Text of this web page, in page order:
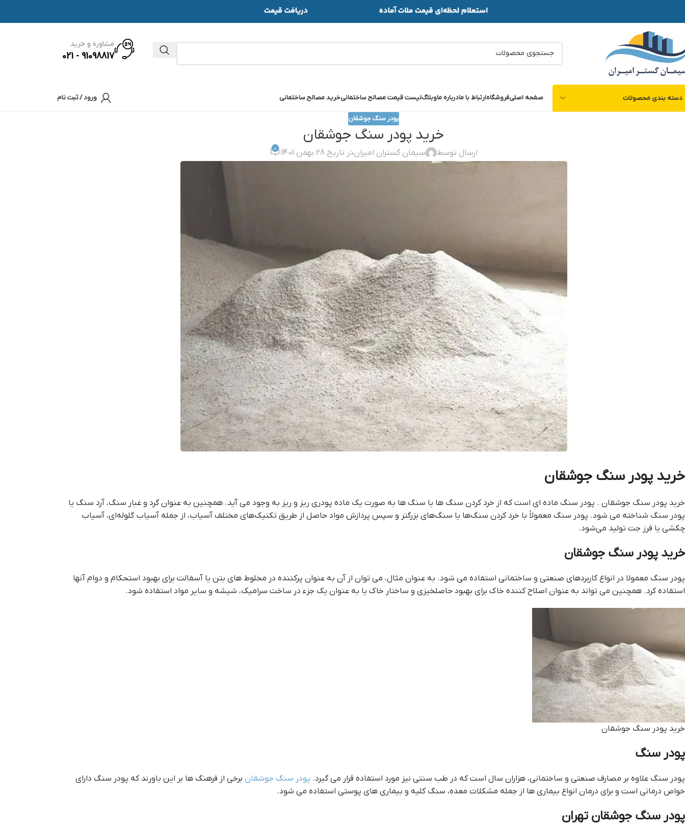
مشاوره و خرید
91098817 - 021
دسته بندی محصولات صفحه اصلیفروشگاهارتباط با مادرباره ماوبلاگلیست قیمت مصالح ساختمانیخرید مصالح ساختمانی ورود / ثبت نام
پودر سنگ جوشقان
خريد پودر سنگ جوشقان
ارسال توسط سیمان گستران امیراندر تاریخ 28 بهمن 1401 0
خريد پودر سنگ جوشقان
خريد پودر سنگ جوشقان . پودر سنگ ماده ای است که از خرد کردن سنگ ها یا سنگ ها به صورت یک ماده پودری ریز و ریز به وجود می آید. همچنین به عنوان گرد و غبار سنگ، آرد سنگ یا
پودر سنگ شناخته می شود. پودر سنگ معمولاً با خرد کردن سنگ‌ها یا سنگ‌های بزرگتر و سپس پردازش مواد حاصل از طریق تکنیک‌های مختلف آسیاب، از جمله آسیاب گلوله‌ای، آسیاب
چکشی یا فرز جت تولید می‌شود.
خريد پودر سنگ جوشقان
پودر سنگ معمولا در انواع کاربردهای صنعتی و ساختمانی استفاده می شود. به عنوان مثال، می توان از آن به عنوان پرکننده در مخلوط های بتن یا آسفالت برای بهبود استحکام و دوام آنها
استفاده کرد. همچنین می تواند به عنوان اصلاح کننده خاک برای بهبود حاصلخیزی و ساختار خاک یا به عنوان یک جزء در ساخت سرامیک، شیشه و سایر مواد استفاده شود.
خريد پودر سنگ جوشقان
پودر سنگ
پودر سنگ علاوه بر مصارف صنعتی و ساختمانی، هزاران سال است که در طب سنتی نیز مورد استفاده قرار می گیرد. پودر سنگ جوشقان برخی از فرهنگ ها بر این باورند که پودر سنگ دارای
خواص درمانی است و برای درمان انواع بیماری ها از جمله مشکلات معده، سنگ کلیه و بیماری های پوستی استفاده می شود.
پودر سنگ جوشقان تهران